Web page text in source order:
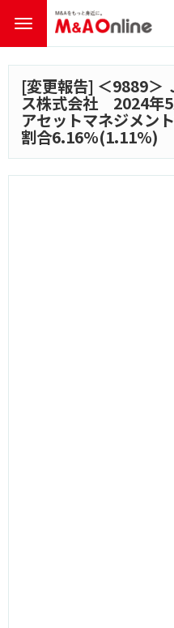
[変更報告] ＜9889＞
ス株式会社 2024年5
アセットマネジメン
割合6.16%(1.11%)